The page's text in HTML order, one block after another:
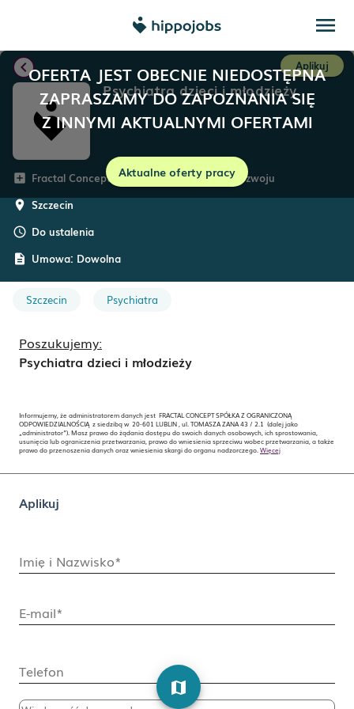
menu
OFERTA JEST OBECNIE NIEDOSTĘPNA
ZAPRASZAMY DO ZAPOZNANIA SIĘ
Z INNYMI AKTUALNYMI OFERTAMI
Aktualne oferty pracy
chevron_left Aplikuj
Psychiatra dzieci i młodzieży
add_box Fractal Concept – Centrum Psychologii i Rozwoju
room Szczecin
schedule Do ustalenia
description Umowa: Dowolna
Szczecin Psychiatra
Poszukujemy:
Psychiatra dzieci i młodzieży
Informujemy, że administratorem danych jest FRACTAL CONCEPT SPÓŁKA Z OGRANICZONĄ
ODPOWIEDZIALNOŚCIĄ z siedzibą w 20-601 LUBLIN , ul. TOMASZA ZANA 43 / 2.1 (dalej jako
„administrator”). Masz prawo do żądania dostępu do swoich danych osobowych, ich sprostowania,
usunięcia lub ograniczenia przetwarzania, prawo do wniesienia sprzeciwu wobec przetwarzania, a także
prawo do przenoszenia danych oraz wniesienia skargi do organu nadzorczego. Więcej
Aplikuj
Imię i Nazwisko*
E-mail*
Telefon
map